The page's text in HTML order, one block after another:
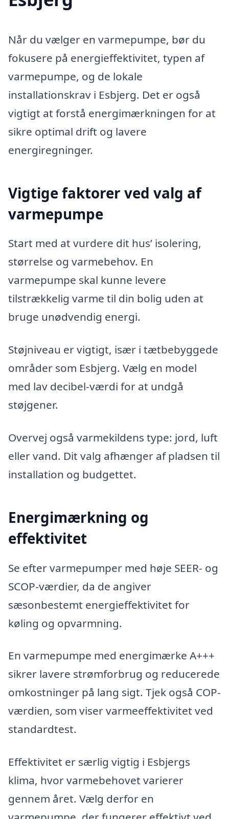
Når du vælger en varmepumpe, bør du
fokusere på energieffektivitet, typen af
varmepumpe, og de lokale
installationskrav i Esbjerg. Det er også
vigtigt at forstå energimærkningen for at
sikre optimal drift og lavere
energiregninger.
Vigtige faktorer ved valg af
varmepumpe
Start med at vurdere dit hus’ isolering,
størrelse og varmebehov. En
varmepumpe skal kunne levere
tilstrækkelig varme til din bolig uden at
bruge unødvendig energi.
Støjniveau er vigtigt, især i tætbebyggede
områder som Esbjerg. Vælg en model
med lav decibel-værdi for at undgå
støjgener.
Overvej også varmekildens type: jord, luft
eller vand. Dit valg afhænger af pladsen til
installation og budgettet.
Energimærkning og
effektivitet
Se efter varmepumper med høje SEER- og
SCOP-værdier, da de angiver
sæsonbestemt energieffektivitet for
køling og opvarmning.
En varmepumpe med energimærke A+++
sikrer lavere strømforbrug og reducerede
omkostninger på lang sigt. Tjek også COP-
værdien, som viser varmeeffektivitet ved
standardtest.
Effektivitet er særlig vigtig i Esbjergs
klima, hvor varmebehovet varierer
gennem året. Vælg derfor en